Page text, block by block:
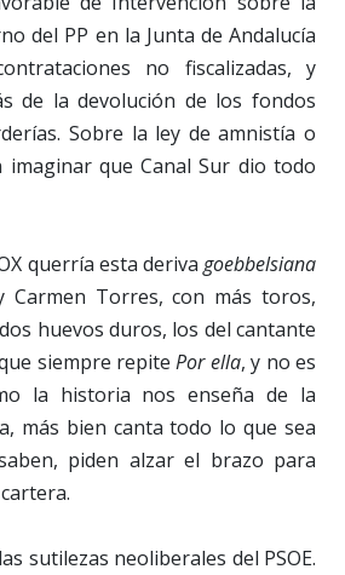
del PP en la Junta de Andalucía
no fiscalizadas, y
de la devolución de los fondos
Sobre la ley de amnistía o
imaginar que Canal Sur dio todo
querría esta deriva goebbelsiana
Carmen Torres, con más toros,
huevos duros, los del cantante
siempre repitePor ella, y no es
la historia nos enseña de la
más bien canta todo lo que sea
piden alzar el brazo para
sutilezas neoliberales del PSOE.